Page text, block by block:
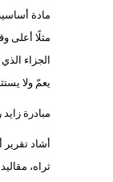
مادة
مثلًا أعلى
الجزاء
يعمّ ولا
مبادرة
أشاد تقرير
ثراه،